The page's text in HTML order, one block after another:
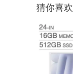
猜你喜欢